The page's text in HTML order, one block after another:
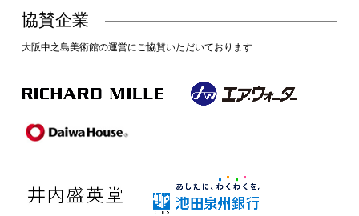
協賛企業
大阪中之島美術館の運営にご協賛いただいております